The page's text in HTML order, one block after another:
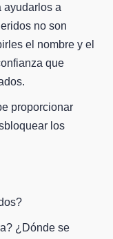
ayudarlos a
no son
el nombre y el
que
proporcionar
los
¿Dónde se